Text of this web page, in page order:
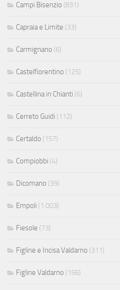
Campi Bisenzio (831)
Capraia e Limite (33)
Carmignano (6)
Castelfiorentino (125)
Castellina in Chianti (6)
Cerreto Guidi (112)
Certaldo (157)
Compiobbi (4)
Dicomano (39)
Empoli (1.003)
Fiesole (73)
Figline e Incisa Valdarno (311)
Figline Valdarno (156)